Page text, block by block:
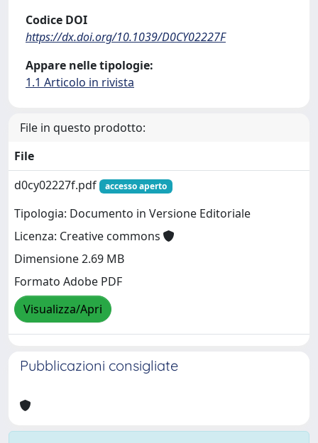
Codice DOI
https://dx.doi.org/10.1039/D0CY02227F
Appare nelle tipologie:
1.1 Articolo in rivista
File in questo prodotto:
File
d0cy02227f.pdf
accesso aperto
Tipologia: Documento in Versione Editoriale
Licenza: Creative commons
Dimensione 2.69 MB
Formato Adobe PDF
Visualizza/Apri
Pubblicazioni consigliate